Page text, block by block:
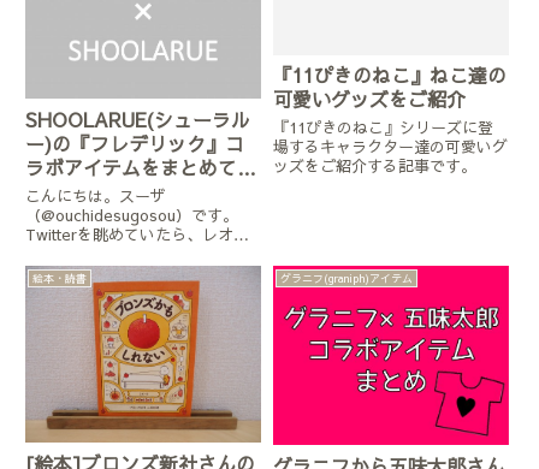
SHOOLARUE(シューラル
ー)の『フレデリック』コ
ラボアイテムをまとめてみ
ました
こんにちは。スーザ
（@ouchidesugosou）です。
Twitterを眺めていたら、レオ・
こんな情報が飛び込んできまし
た。シューラルー限定コラボレー
ションのフレデリック始まってま
す☆ Leo Lionni&...
『11ぴきのねこ』ねこ達の
可愛いグッズをご紹介
『11ぴきのねこ』シリーズに登
場するキャラクター達の可愛いグ
ッズをご紹介する記事です。
絵本・読書
[絵本]ブロンズ新社さんの
グラニフ(graniph)アイテム